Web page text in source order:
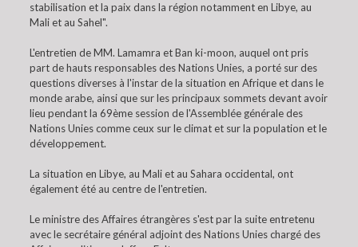
stabilisation et la paix dans la région notamment en Libye, au
Mali et au Sahel".
L'entretien de MM. Lamamra et Ban ki-moon, auquel ont pris
part de hauts responsables des Nations Unies, a porté sur des
questions diverses à l'instar de la situation en Afrique et dans le
monde arabe, ainsi que sur les principaux sommets devant avoir
lieu pendant la 69ème session de l'Assemblée générale des
Nations Unies comme ceux sur le climat et sur la population et le
développement.
La situation en Libye, au Mali et au Sahara occidental, ont
également été au centre de l'entretien.
Le ministre des Affaires étrangères s'est par la suite entretenu
avec le secrétaire général adjoint des Nations Unies chargé des